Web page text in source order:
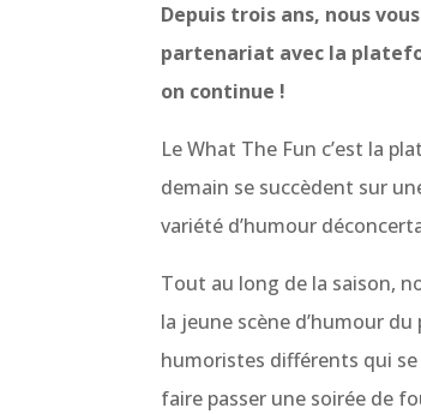
Depuis trois ans, nous
partenariat avec la
on continue !
Le What The Fun c’est la
demain se succèdent sur
variété d’humour
Tout au long de la saison,
la jeune scène d’humour
humoristes différents qui se
faire passer une soirée de